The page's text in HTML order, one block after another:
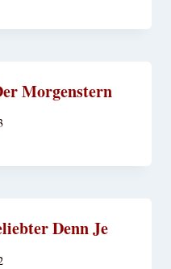
Morgenstern
Denn Je